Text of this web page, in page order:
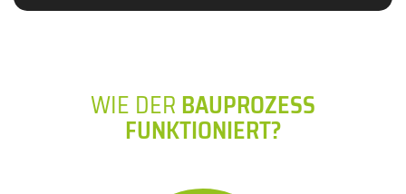
WIE DERBAUPROZESS
FUNKTIONIERT?